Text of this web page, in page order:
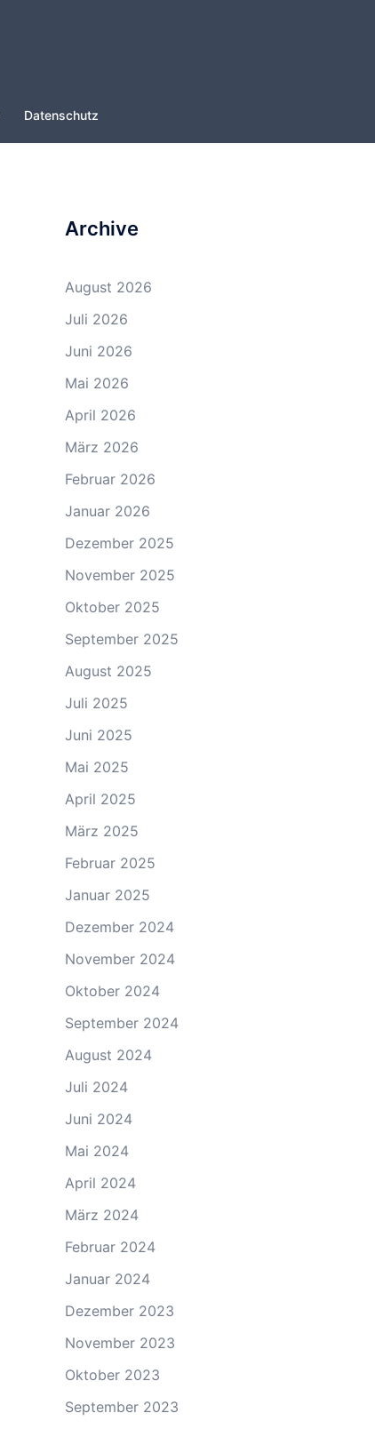
Datenschutz
Archive
August 2026
Juli 2026
Juni 2026
Mai 2026
April 2026
März 2026
Februar 2026
Januar 2026
Dezember 2025
November 2025
Oktober 2025
September 2025
August 2025
Juli 2025
Juni 2025
Mai 2025
April 2025
März 2025
Februar 2025
Januar 2025
Dezember 2024
November 2024
Oktober 2024
September 2024
August 2024
Juli 2024
Juni 2024
Mai 2024
April 2024
März 2024
Februar 2024
Januar 2024
Dezember 2023
November 2023
Oktober 2023
September 2023